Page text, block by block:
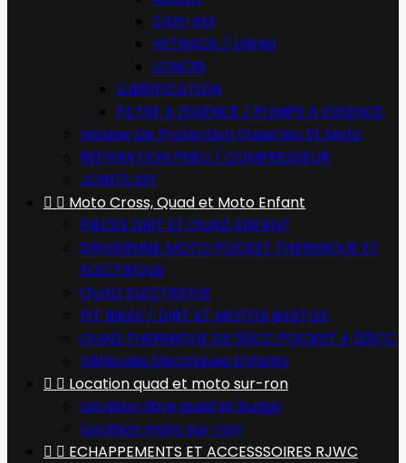
CAN-AM
HYTRACK / LINHAI
LONCIN
LUBRIFICATION
FILTRE A ESSENCE / POMPE A ESSENCE
Housse De Protection Quad Ssv Et Moto
REPARATION PNEU / COMPRESSEUR
JOINTS SPI
  Moto Cross, Quad et Moto Enfant
PIECES DIRT ET QUAD ENFANT
DRAISIENNE MOTO POCKET THERMIQUE ET
ELECTRIQUE
QUAD ELECTRIQUE
PIT BIKES / DIRT ET MOTOS BASTOS
QUAD THERMIQUE DE 50CC POCKET A 125CC
Véhicules Electriques Enfants
  Location quad et moto sur-ron
Location libre quad et buggy
Location moto sur-ron
  ECHAPPEMENTS ET ACCESSSOIRES RJWC